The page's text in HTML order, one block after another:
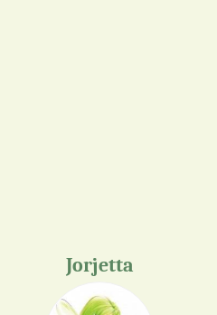
Jorjetta